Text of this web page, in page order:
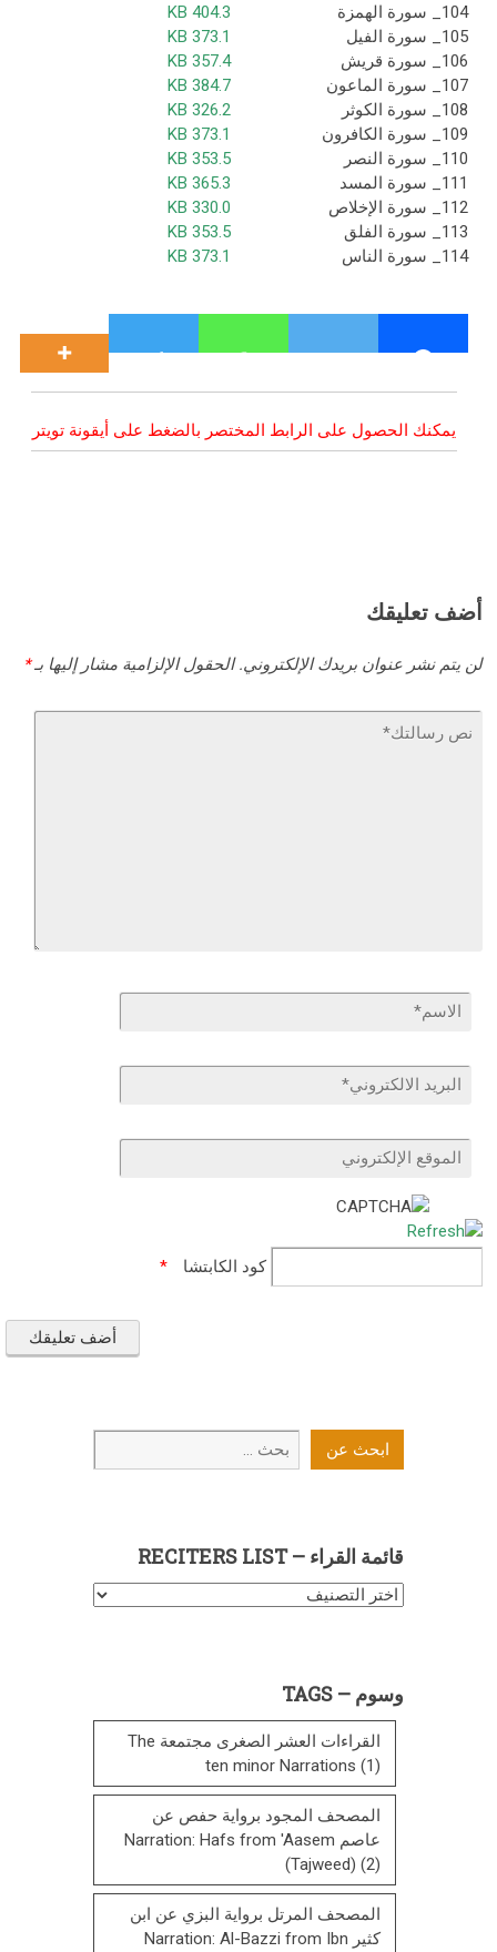
104_ سورة الهمزة
404.3 KB
105_ سورة الفيل
373.1 KB
106_ سورة قريش
357.4 KB
107_ سورة الماعون
384.7 KB
108_ سورة الكوثر
326.2 KB
109_ سورة الكافرون
373.1 KB
110_ سورة النصر
353.5 KB
111_ سورة المسد
365.3 KB
112_ سورة الإخلاص
330.0 KB
113_ سورة الفلق
353.5 KB
114_ سورة الناس
373.1 KB
يمكنك الحصول على الرابط المختصر بالضغط على أيقونة تويتر
أضف تعليقك
لن يتم نشر عنوان بريدك الإلكتروني. الحقول الإلزامية مشار إليها بـ*
كود الكابتشا *
ابحث
عن
ابحث عن
قائمة القراء – RECITERS LIST
قائمة
List
وسوم – TAGS
القراءات العشر الصغرى مجتمعة The
ten minor Narrations (1)
المصحف المجود برواية حفص عن
عاصم Narration: Hafs from 'Aasem
(Tajweed) (2)
المصحف المرتل برواية البزي عن ابن
كثير Narration: Al-Bazzi from Ibn